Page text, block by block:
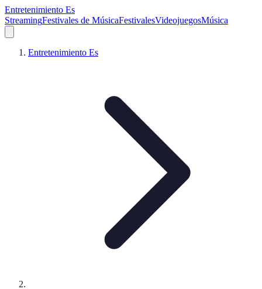
Entretenimiento Es
StreamingFestivales de MúsicaFestivalesVideojuegosMúsica
Entretenimiento Es